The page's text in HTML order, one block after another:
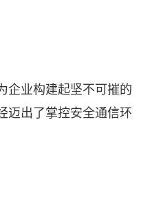
企业构建起坚不可摧的
迈出了掌控安全通信环